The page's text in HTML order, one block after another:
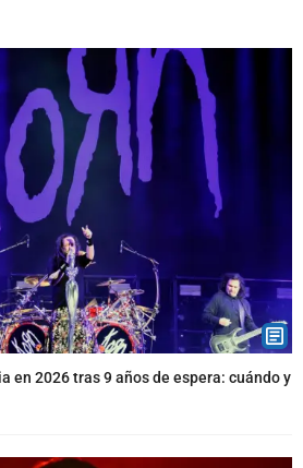
en 2026 tras 9 años de espera: cuándo y